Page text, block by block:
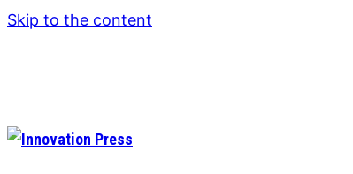
Skip to the content